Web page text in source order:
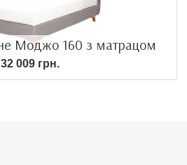
Моджо 160 з матрацом
32 009 грн.